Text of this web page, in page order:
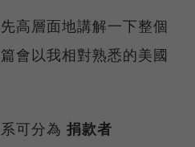
高層面地講解一下整個
會以我相對熟悉的美國
可分為 捐款者